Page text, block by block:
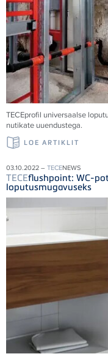
TECEprofil universaalse
nutikate uuendustega.
LOE ARTIKLIT
03.10.2022 – TECENEWS
TECEflushpoint: WC-
loputusmugavuseks